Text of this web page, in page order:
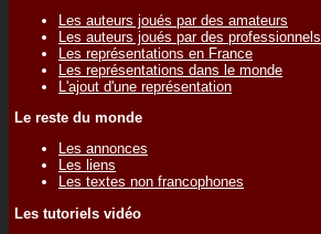
Les auteurs joués par des amateurs
Les auteurs joués par des professionnels
Les représentations en France
Les représentations dans le monde
L'ajout d'une représentation
Le reste du monde
Les annonces
Les liens
Les textes non francophones
Les tutoriels vidéo